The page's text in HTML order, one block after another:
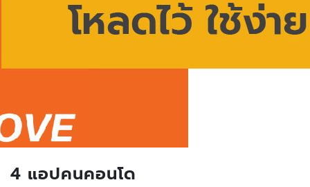
4 แอปคนคอนโด